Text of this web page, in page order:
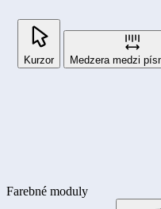
Kurzor Medzera medzi
Farebné moduly